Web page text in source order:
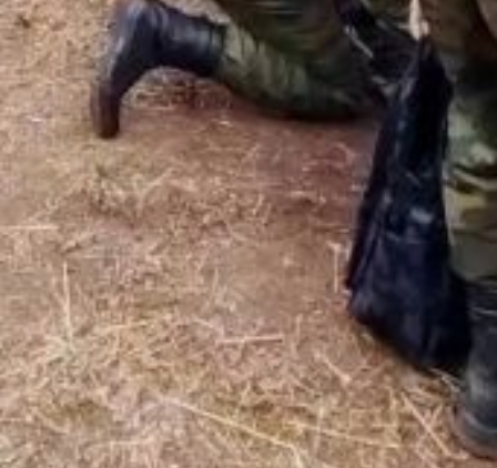
день подтвердил
готовность
подрастающего
поколения к серьёзным
испытаниям. Состязания
продолжаются — впереди
участников ждут новые
сложные этапы. Итоги
подведут после
прохождения всей
программы.
В ТЕМУ:
Умные светофоры
устанавливают
на перекрёстке
Дикопольцева
в Хабаровске
Читайте нас в соцсетях:
ВКонтакте,
Одноклассники, Телеграм
или Яндекс.ДзениМАКС
Как вам материал?